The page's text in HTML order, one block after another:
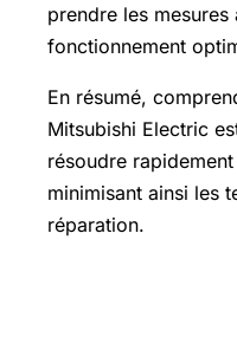
prendre les
fonctionnement
En résumé,
Mitsubishi Electric
résoudre
minimisant ainsi les
réparation.